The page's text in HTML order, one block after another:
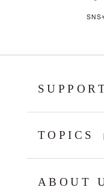
SNS
TOPICS
ABOUT